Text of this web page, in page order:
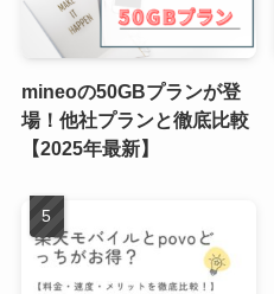
mineoの50GBプランが登
場！他社プランと徹底比較
【2025年最新】